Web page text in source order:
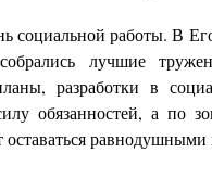
социальной работы. В
лучшие
разработки в
обязанностей, а по